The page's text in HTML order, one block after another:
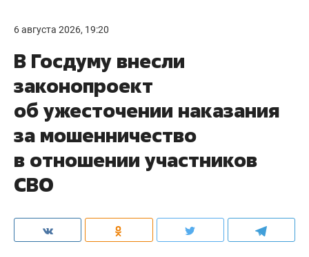
6 августа 2026, 19:20
В Госдуму внесли
законопроект
об ужесточении наказания
за мошенничество
в отношении участников
СВО